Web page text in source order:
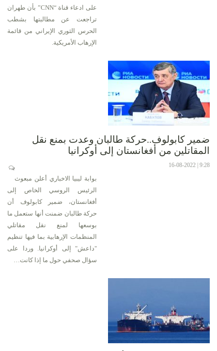
على ادعاء قناة “CNN” بأن طهران
تراجعت عن مطالبتها بشطب
الحرس الثوري الإيراني من قائمة
الإرهاب الأمريكية.
ضمير كابولوف..حركة طالبان وعدت بمنع نقل
المقاتلين من أفغانستان إلى أوكرانيا
9:28 | 16-08-2022
بوابة ليبيا الاخباري أعلن مبعوث
الرئيس الروسي الخاص إلى
أفغانستان، ضمير كابولوف أن
حركة طالبان ضمنت أنها ستعمل ما
بوسعها لمنع نقل مقاتلي
المنظمات الإرهابية بما فيها تنظيم
"داعش" إلى أوكرانيا. وردا على
سؤال صحفي حول ما إذا كانت…